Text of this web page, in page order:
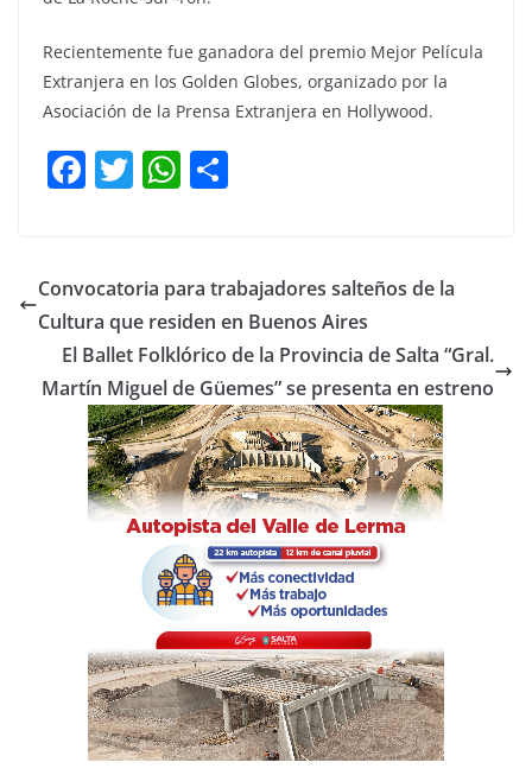
Recientemente fue ganadora del premio Mejor Película
Extranjera en los Golden Globes, organizado por la
Asociación de la Prensa Extranjera en Hollywood.
F
e
b
o
o
k
T
er
W
s
A
p
p
p
ar
tir
Convocatoria para trabajadores salteños de la
Cultura que residen en Buenos Aires
El Ballet Folklórico de la Provincia de Salta “Gral.
Martín Miguel de Güemes” se presenta en estreno